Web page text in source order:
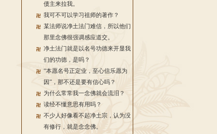
债主来拉我。
我可不可以学习祖师的著作？
某法师说净土法门难信，所以他们
那里念佛很强调感应道交。
净土法门就是以名号功德来开显我
们的功德，是吗？
“本愿名号正定业，至心信乐愿为
因”，那不还是要有信心吗？
为什么常常我一念佛就会流泪？
读经不懂意思有用吗？
不少人好像看不起净土宗，认为没
有修行，就是念念佛。